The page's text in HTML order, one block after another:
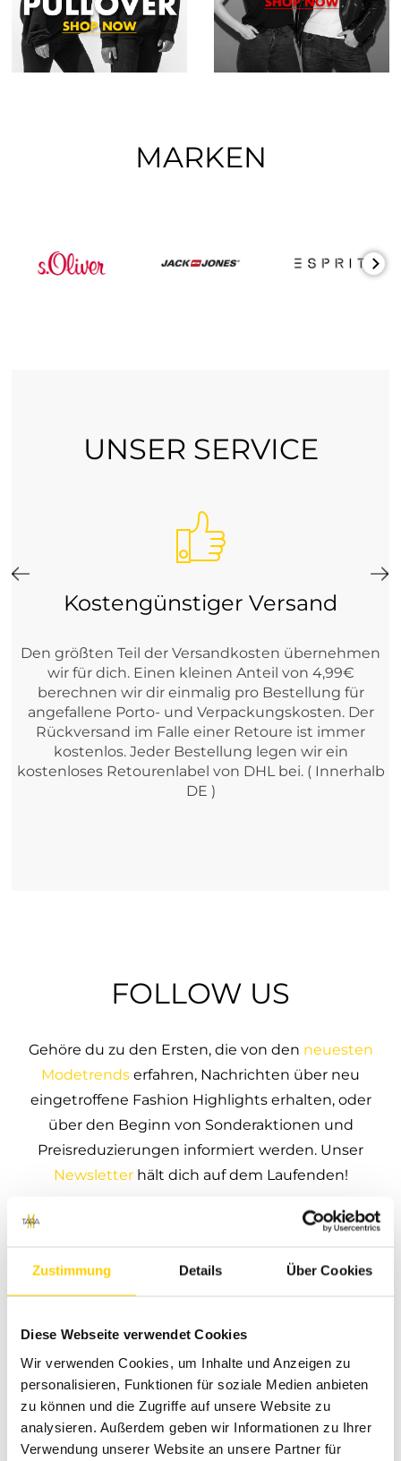
Zustimmung Details Über Cookies
Diese Webseite verwendet Cookies
Wir verwenden Cookies, um Inhalte und Anzeigen zu
personalisieren, Funktionen für soziale Medien anbieten
zu können und die Zugriffe auf unsere Website zu
analysieren. Außerdem geben wir Informationen zu Ihrer
Verwendung unserer Website an unsere Partner für
MARKEN
UNSER SERVICE
Kostengünstiger Versand
Den größten Teil der Versandkosten übernehmen
wir für dich. Einen kleinen Anteil von 4,99€
berechnen wir dir einmalig pro Bestellung für
angefallene Porto- und Verpackungskosten. Der
Rückversand im Falle einer Retoure ist immer
kostenlos. Jeder Bestellung legen wir ein
kostenloses Retourenlabel von DHL bei. ( Innerhalb
DE )
FOLLOW US
Gehöre du zu den Ersten, die von den neuesten
Modetrends erfahren, Nachrichten über neu
eingetroffene Fashion Highlights erhalten, oder
über den Beginn von Sonderaktionen und
Preisreduzierungen informiert werden. Unser
Newsletterhält dich auf dem Laufenden!